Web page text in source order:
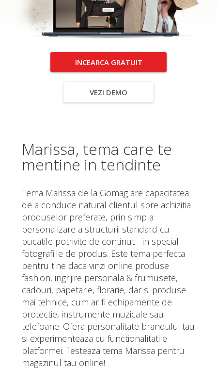
INCEARCA GRATUIT
VEZI DEMO
Marissa, tema care te
mentine in tendinte
Tema Marissa de la Gomag are capacitatea
de a conduce natural clientul spre achizitia
produselor preferate, prin simpla
personalizare a structurii standard cu
bucatile potrivite de continut - in special
fotografiile de produs. Este tema perfecta
pentru tine daca vinzi online produse
fashion, ingrijire personala & frumusete,
cadouri, papetarie, florarie, dar si produse
mai tehnice, cum ar fi echipamente de
protectie, instrumente muzicale sau
telefoane. Ofera personalitate brandului tau
si experimenteaza cu functionalitatile
platformei. Testeaza tema Marissa pentru
magazinul tau online!